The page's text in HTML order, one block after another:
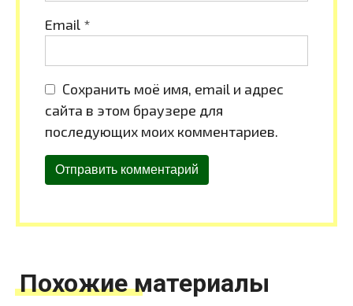
Email *
Сохранить моё имя, email и адрес
сайта в этом браузере для
последующих моих комментариев.
Похожие материалы